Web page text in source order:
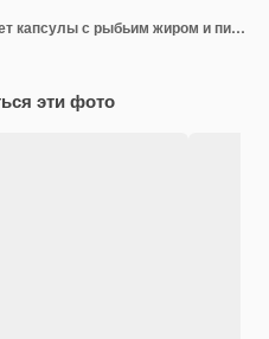
Зрелая женщина принимает капсулы с рыбьим жиром и питьевой водой
эти фото